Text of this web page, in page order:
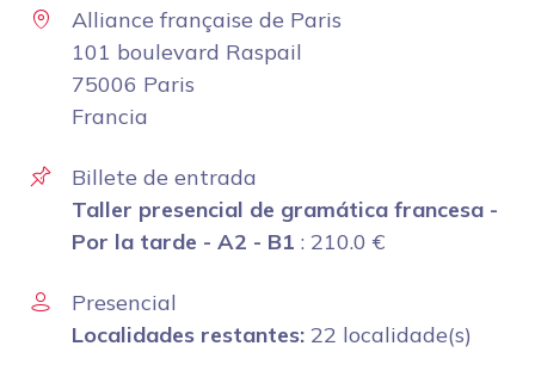
Alliance française de Paris
101 boulevard Raspail
75006 Paris
Francia
Billete de entrada
Taller presencial de gramática francesa -
Por la tarde - A2 - B1 : 210.0 €
Presencial
Localidades restantes: 22 localidade(s)